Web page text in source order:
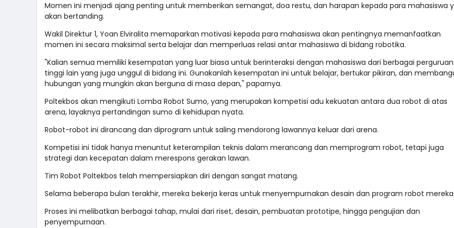
Momen ini menjadi ajang penting untuk memberikan semangat, doa restu, dan harapan kepada para mahasiswa
akan bertanding.
Wakil Direktur 1, Yoan Elviralita memaparkan motivasi kepada para mahasiswa akan pentingnya memanfaatkan
momen ini secara maksimal serta belajar dan memperluas relasi antar mahasiswa di bidang robotika.
"Kalian semua memiliki kesempatan yang luar biasa untuk berinteraksi dengan mahasiswa dari berbagai perguruan
tinggi lain yang juga unggul di bidang ini. Gunakanlah kesempatan ini untuk belajar, bertukar pikiran, dan
hubungan yang mungkin akan berguna di masa depan," paparnya.
Poltekbos akan mengikuti Lomba Robot Sumo, yang merupakan kompetisi adu kekuatan antara dua robot di atas
arena, layaknya pertandingan sumo di kehidupan nyata.
Robot-robot ini dirancang dan diprogram untuk saling mendorong lawannya keluar dari arena.
Kompetisi ini tidak hanya menuntut keterampilan teknis dalam merancang dan memprogram robot, tetapi juga
strategi dan kecepatan dalam merespons gerakan lawan.
Tim Robot Poltekbos telah mempersiapkan diri dengan sangat matang.
Selama beberapa bulan terakhir, mereka bekerja keras untuk menyempurnakan desain dan program robot mereka.
Proses ini melibatkan berbagai tahap, mulai dari riset, desain, pembuatan prototipe, hingga pengujian dan
penyempurnaan.